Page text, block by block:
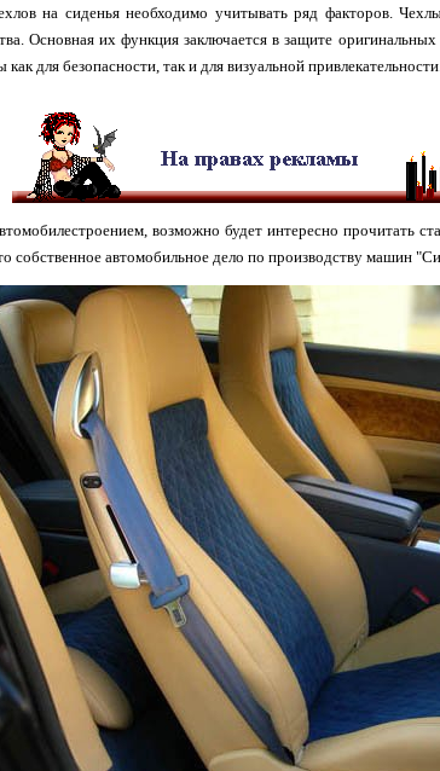
на сиденья необходимо учитывать ряд факторов.
Основная их функция заключается в защите
для безопасности, так и для визуальной
возможно будет интересно прочитать
собственное автомобильное дело по производству машин